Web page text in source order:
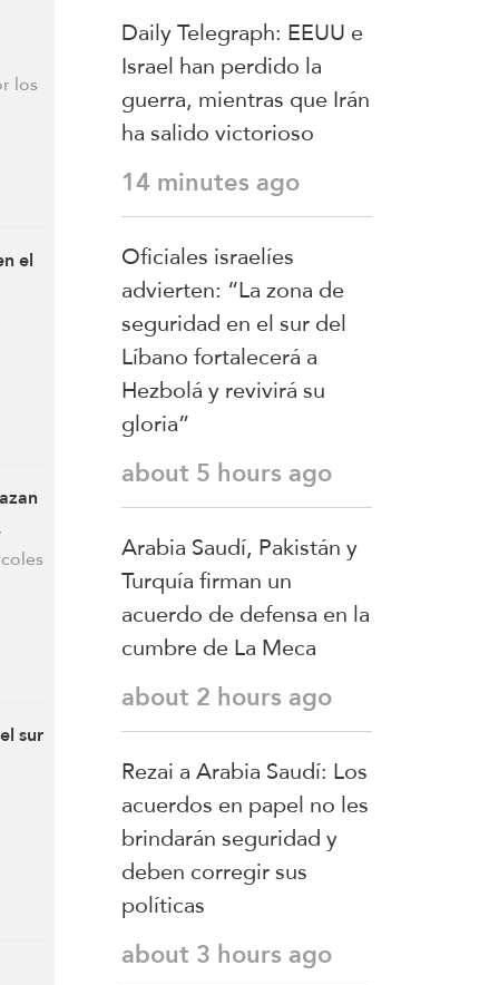
los
el
sur
Daily Telegraph: EEUU e
Israel han perdido la
guerra, mientras que Irán
ha salido victorioso
14 minutes ago
Oficiales israelíes
advierten: “La zona de
seguridad en el sur del
Líbano fortalecerá a
Hezbolá y revivirá su
gloria”
about 5 hours ago
Arabia Saudí, Pakistán y
Turquía firman un
acuerdo de defensa en la
cumbre de La Meca
about 2 hours ago
Rezai a Arabia Saudí: Los
acuerdos en papel no les
brindarán seguridad y
deben corregir sus
políticas
about 3 hours ago